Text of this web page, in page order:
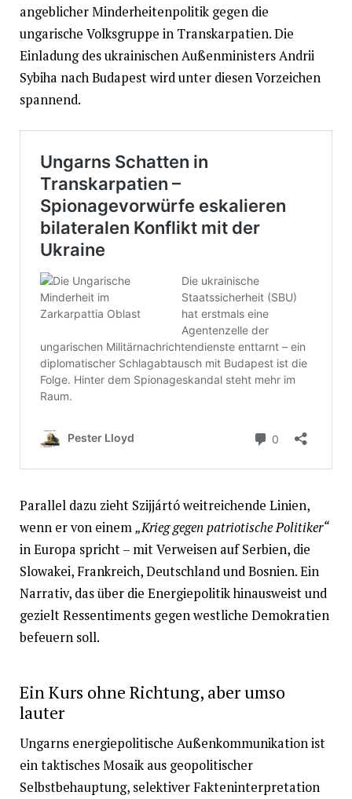
angeblicher Minderheitenpolitik gegen die
ungarische Volksgruppe in Transkarpatien. Die
Einladung des ukrainischen Außenministers Andrii
Sybiha nach Budapest wird unter diesen Vorzeichen
spannend.
Parallel dazu zieht Szijjártó weitreichende Linien,
wenn er von einem„Krieg gegen patriotische Politiker“
in Europa spricht – mit Verweisen auf Serbien, die
Slowakei, Frankreich, Deutschland und Bosnien. Ein
Narrativ, das über die Energiepolitik hinausweist und
gezielt Ressentiments gegen westliche Demokratien
befeuern soll.
Ein Kurs ohne Richtung, aber umso
lauter
Ungarns energiepolitische Außenkommunikation ist
ein taktisches Mosaik aus geopolitischer
Selbstbehauptung, selektiver Fakteninterpretation